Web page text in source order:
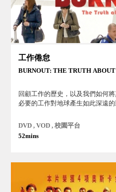
工作倦怠
BURNOUT: THE TRUTH
回顧工作的歷史，以及我們如何
必要的工作對地球產生如此深遠
DVD , VOD , 校園平台
52mins